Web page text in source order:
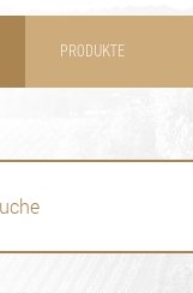
PRODUKTE